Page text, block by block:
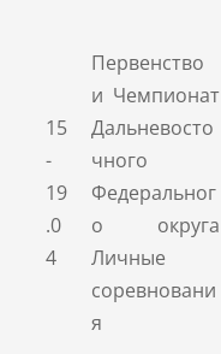
15
-
19
.0
4
Первенство
и Чемпионат
Дальневосто
чного
Федеральног
о округа
Личные
соревновани
я